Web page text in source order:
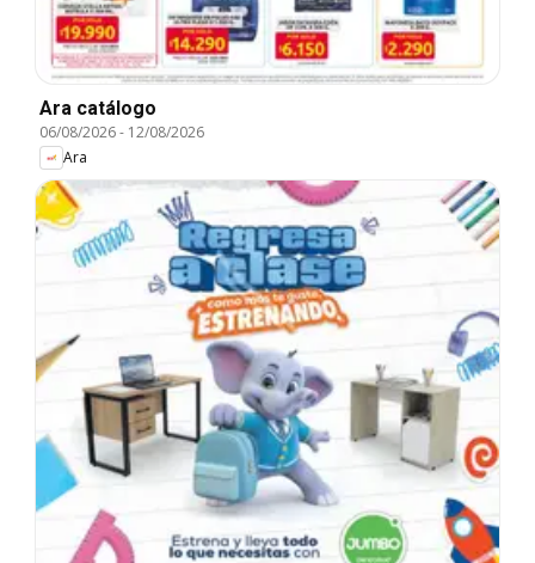
Ara catálogo
06/08/2026- 12/08/2026
Ara